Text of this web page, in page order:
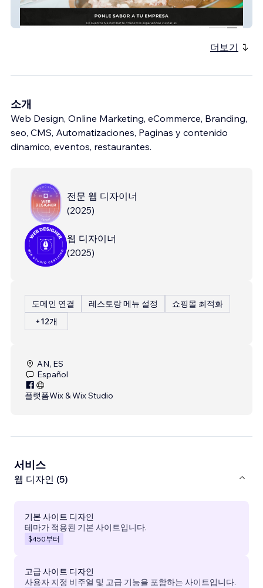
Eventos MasterChef
더보기
소개
Web Design, Online Marketing, eCommerce, Branding,
seo, CMS, Automatizaciones, Paginas y contenido
dinamico, eventos, restaurantes.
전문 웹 디자이너
(2025)
웹 디자이너
(2025)
도메인 연결 레스토랑 메뉴 설정
쇼핑몰 최적화
+12개
AN, ES
Español
플랫폼Wix & Wix Studio
서비스
웹 디자인 (5)
기본 사이트 디자인
테마가 적용된 기본 사이트입니다.
$450부터
고급 사이트 디자인
사용자 지정 비주얼 및 고급 기능을 포함하는 사이트입니다.